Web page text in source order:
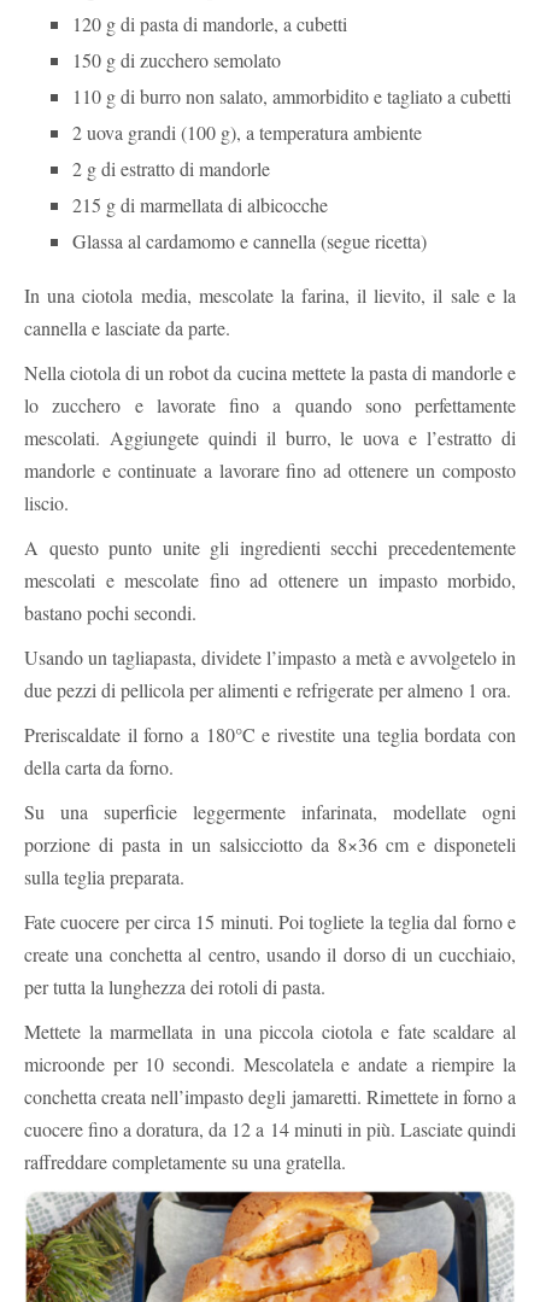
120 g di pasta di mandorle, a cubetti
150 g di zucchero semolato
110 g di burro non salato, ammorbidito e tagliato a cubetti
2 uova grandi (100 g), a temperatura ambiente
2 g di estratto di mandorle
215 g di marmellata di albicocche
Glassa al cardamomo e cannella (segue ricetta)
In una ciotola media, mescolate la farina, il lievito, il sale e la
cannella e lasciate da parte.
Nella ciotola di un robot da cucina mettete la pasta di mandorle e
lo zucchero e lavorate fino a quando sono perfettamente
mescolati. Aggiungete quindi il burro, le uova e l’estratto di
mandorle e continuate a lavorare fino ad ottenere un composto
liscio.
A questo punto unite gli ingredienti secchi precedentemente
mescolati e mescolate fino ad ottenere un impasto morbido,
bastano pochi secondi.
Usando un tagliapasta, dividete l’impasto a metà e avvolgetelo in
due pezzi di pellicola per alimenti e refrigerate per almeno 1 ora.
Preriscaldate il forno a 180°C e rivestite una teglia bordata con
della carta da forno.
Su una superficie leggermente infarinata, modellate ogni
porzione di pasta in un salsicciotto da 8×36 cm e disponeteli
sulla teglia preparata.
Fate cuocere per circa 15 minuti. Poi togliete la teglia dal forno e
create una conchetta al centro, usando il dorso di un cucchiaio,
per tutta la lunghezza dei rotoli di pasta.
Mettete la marmellata in una piccola ciotola e fate scaldare al
microonde per 10 secondi. Mescolatela e andate a riempire la
conchetta creata nell’impasto degli jamaretti. Rimettete in forno a
cuocere fino a doratura, da 12 a 14 minuti in più. Lasciate quindi
raffreddare completamente su una gratella.